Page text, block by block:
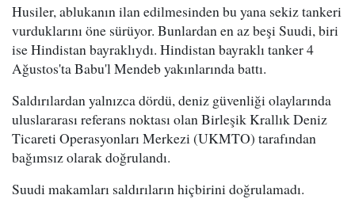
Husiler, ablukanın ilan edilmesinden bu yana sekiz tankeri
vurduklarını öne sürüyor. Bunlardan en az beşi Suudi, biri
ise Hindistan bayraklıydı. Hindistan bayraklı tanker 4
Ağustos'ta Babu'l Mendeb yakınlarında battı.
Saldırılardan yalnızca dördü, deniz güvenliği olaylarında
uluslararası referans noktası olan Birleşik Krallık Deniz
Ticareti Operasyonları Merkezi (UKMTO) tarafından
bağımsız olarak doğrulandı.
Suudi makamları saldırıların hiçbirini doğrulamadı.